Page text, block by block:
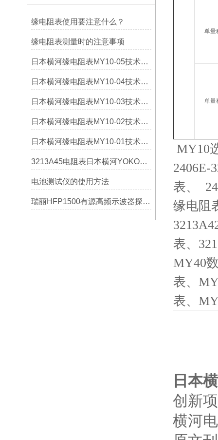
缘电阻表使用要注意什么？
缘电阻表测量时的注意事项
日本横河缘电阻表MY10-05技术参数
日本横河缘电阻表MY10-04技术参数
日本横河缘电阻表MY10-03技术参数
日本横河缘电阻表MY10-02技术参数
日本横河缘电阻表MY10-01技术参数
3213A45电阻表日本横河YOKOGAWA缘电阻表
电池测试仪的使用方法
瑞丽HFP1500有源高频示波器探头美国力科LeCroy规格书
单量
单量
MY10
2406E-
表、
缘电阻
表、
MY40
表、
表、
日本
创新
横河